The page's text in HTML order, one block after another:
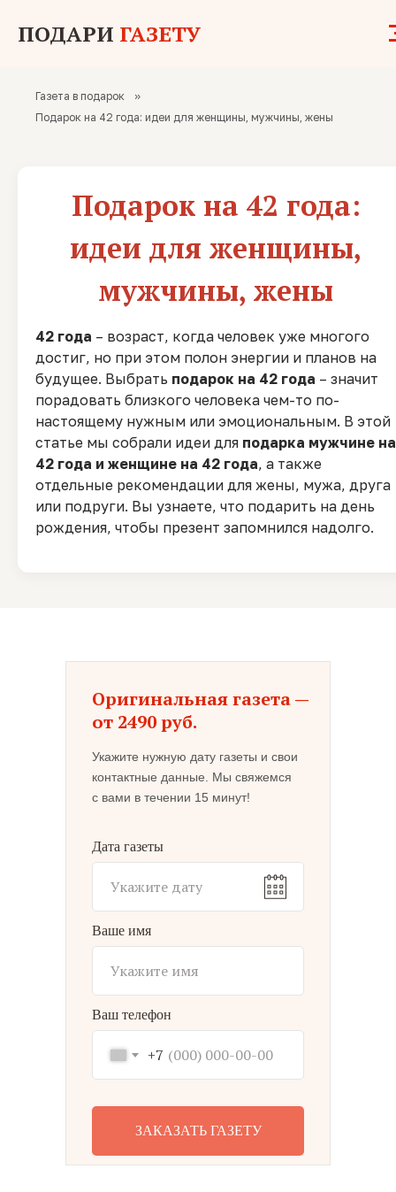
ПОДАРИ ГАЗЕТУ
Газета в подарок
»
Подарок на 42 года: идеи для женщины, мужчины, жены
Подарок на 42 года:
идеи для женщины,
мужчины, жены
42 года – возраст, когда человек уже многого
достиг, но при этом полон энергии и планов на
будущее. Выбрать подарок на 42 года – значит
порадовать близкого человека чем-то по-
настоящему нужным или эмоциональным. В этой
статье мы собрали идеи для подарка мужчине на
42 года и женщине на 42 года, а также
отдельные рекомендации для жены, мужа, друга
или подруги. Вы узнаете, что подарить на день
рождения, чтобы презент запомнился надолго.
Оригинальная газета —
от 2490 руб.
Укажите нужную дату газеты и свои
контактные данные. Мы свяжемся
с вами в течении 15 минут!
Дата газеты
Ваше имя
Ваш телефон
+7
ЗАКАЗАТЬ ГАЗЕТУ